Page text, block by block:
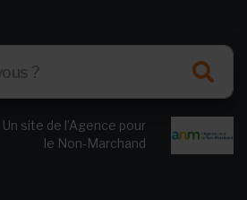
Un site de l’Agence pour
le Non-Marchand